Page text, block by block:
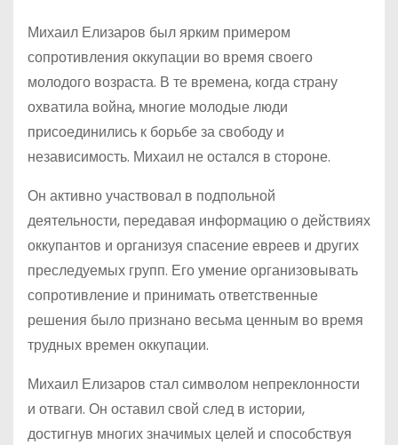
Михаил Елизаров был ярким примером
сопротивления оккупации во время своего
молодого возраста. В те времена, когда страну
охватила война, многие молодые люди
присоединились к борьбе за свободу и
независимость. Михаил не остался в стороне.
Он активно участвовал в подпольной
деятельности, передавая информацию о действиях
оккупантов и организуя спасение евреев и других
преследуемых групп. Его умение организовывать
сопротивление и принимать ответственные
решения было признано весьма ценным во время
трудных времен оккупации.
Михаил Елизаров стал символом непреклонности
и отваги. Он оставил свой след в истории,
достигнув многих значимых целей и способствуя